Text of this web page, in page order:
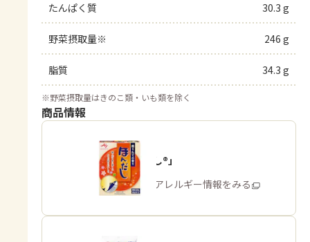
たんぱく質 30.3 g
野菜摂取量※ 246 g
脂質 34.3 g
※野菜摂取量はきのこ類・いも類を除く
商品情報
「ほんだし®」
商品・アレルギー情報をみる